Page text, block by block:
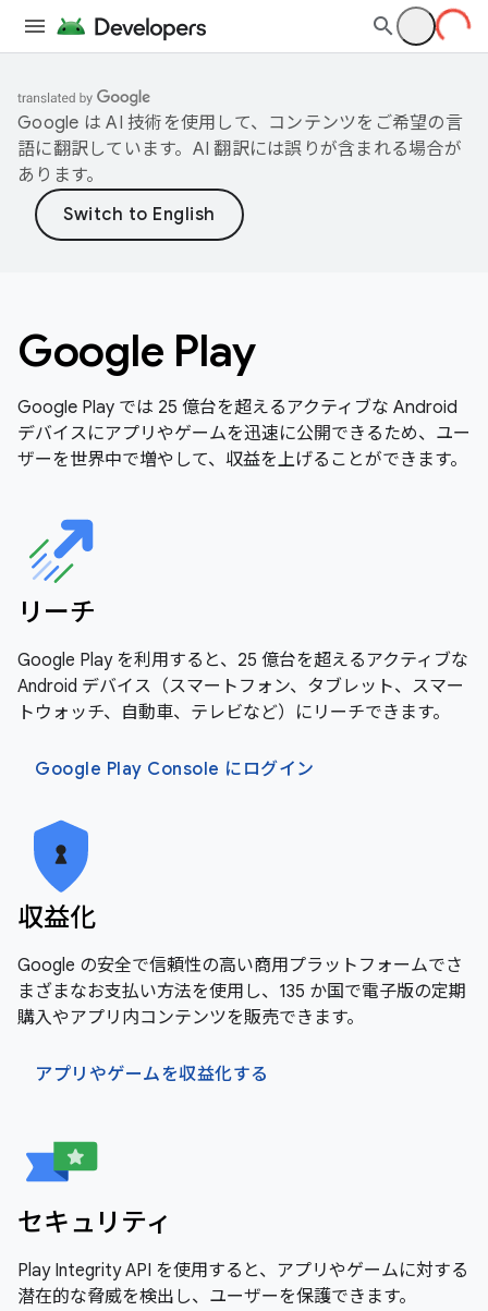
Google は AI 技術を使用して、コンテンツをご希望の言
語に翻訳しています。AI 翻訳には誤りが含まれる場合が
あります。
Google Play
Google Play では 25 億台を超えるアクティブな Android
デバイスにアプリやゲームを迅速に公開できるため、ユー
ザーを世界中で増やして、収益を上げることができます。
リーチ
Google Play を利用すると、25 億台を超えるアクティブな
Android デバイス（スマートフォン、タブレット、スマー
トウォッチ、自動車、テレビなど）にリーチできます。
Google Play Console にログイン
収益化
Google の安全で信頼性の高い商用プラットフォームでさ
まざまなお支払い方法を使用し、135 か国で電子版の定期
購入やアプリ内コンテンツを販売できます。
アプリやゲームを収益化する
セキュリティ
Play Integrity API を使用すると、アプリやゲームに対する
潜在的な脅威を検出し、ユーザーを保護できます。